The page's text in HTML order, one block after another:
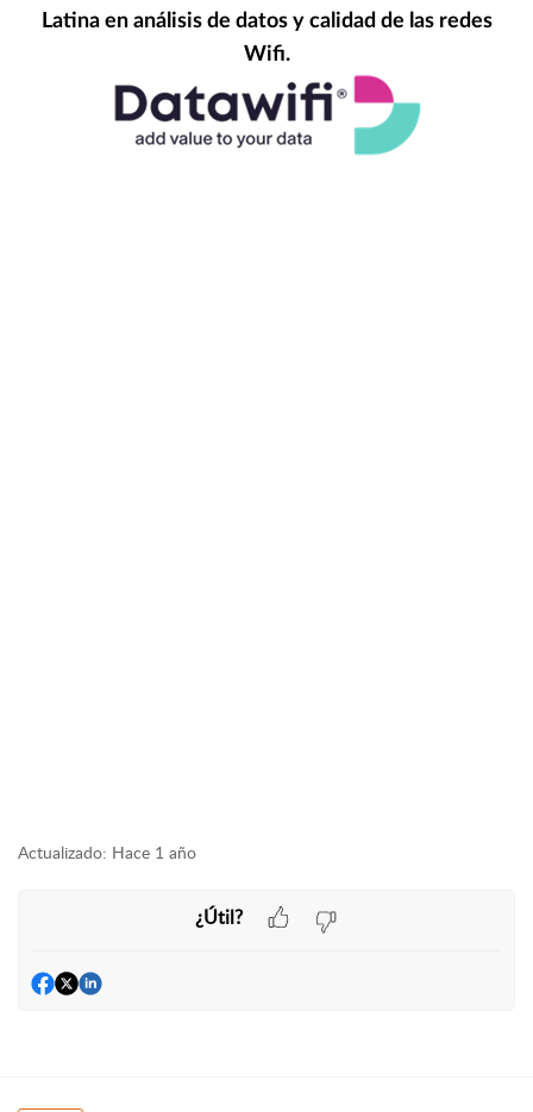
Latina en análisis de datos y calidad de las redes
Wifi.
Actualizado: Hace 1 año
¿Útil?